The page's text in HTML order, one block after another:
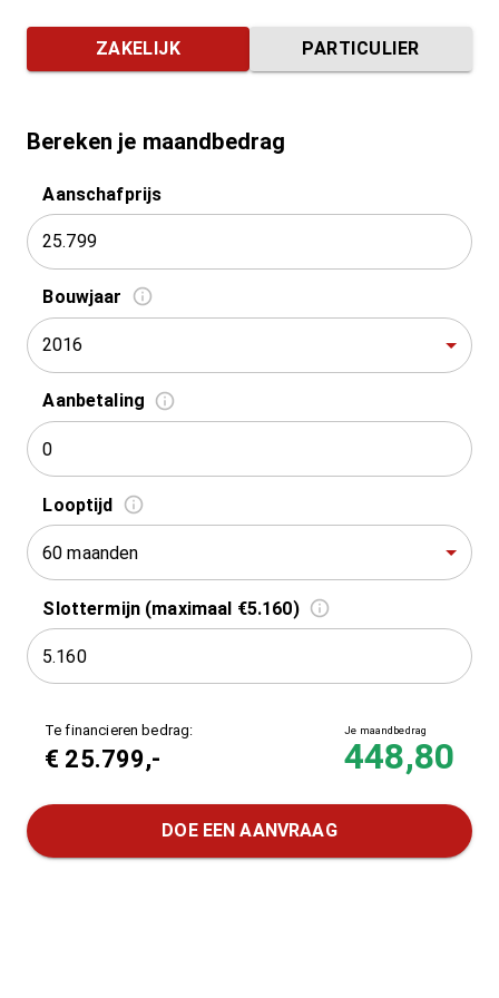
ZAKELIJK PARTICULIER
Bereken je maandbedrag
Aanschafprijs
Bouwjaar
2016
Aanbetaling
Looptijd
60 maanden
Slottermijn (maximaal €5.160)
Te financieren bedrag:
€ 25.799,-
Je maandbedrag
448,80
DOE EEN AANVRAAG